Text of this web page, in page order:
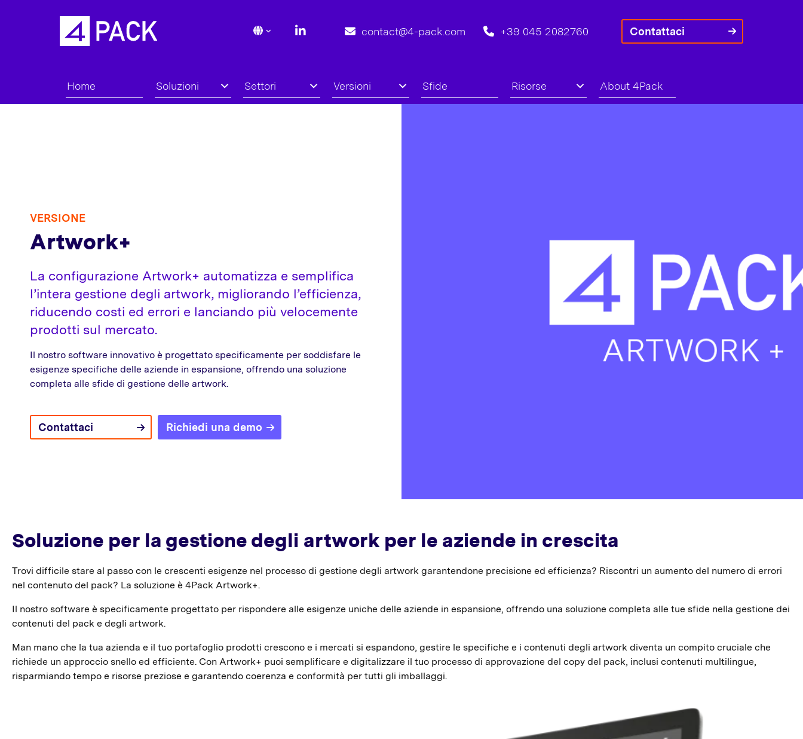
contact@4-pack.com +39 045 2082760 Contattaci
Home Soluzioni Settori Versioni Sfide Risorse About 4Pack
VERSIONE
Artwork+
La configurazione Artwork+ automatizza e semplifica
l’intera gestione degli artwork, migliorando l’efficienza,
riducendo costi ed errori e lanciando più velocemente
prodotti sul mercato.
Il nostro software innovativo è progettato specificamente per soddisfare le
esigenze specifiche delle aziende in espansione, offrendo una soluzione
completa alle sfide di gestione delle artwork.
Contattaci Richiedi una demo
Soluzione per la gestione degli artwork per le aziende in crescita
Trovi difficile stare al passo con le crescenti esigenze nel processo di gestione degli artwork garantendone precisione ed efficienza? Riscontri un aumento del numero di errori
nel contenuto del pack? La soluzione è 4Pack Artwork+.
Il nostro software è specificamente progettato per rispondere alle esigenze uniche delle aziende in espansione, offrendo una soluzione completa alle tue sfide nella gestione dei
contenuti del pack e degli artwork.
Man mano che la tua azienda e il tuo portafoglio prodotti crescono e i mercati si espandono, gestire le specifiche e i contenuti degli artwork diventa un compito cruciale che
richiede un approccio snello ed efficiente. Con Artwork+ puoi semplificare e digitalizzare il tuo processo di approvazione del copy del pack, inclusi contenuti multilingue,
risparmiando tempo e risorse preziose e garantendo coerenza e conformità per tutti gli imballaggi.